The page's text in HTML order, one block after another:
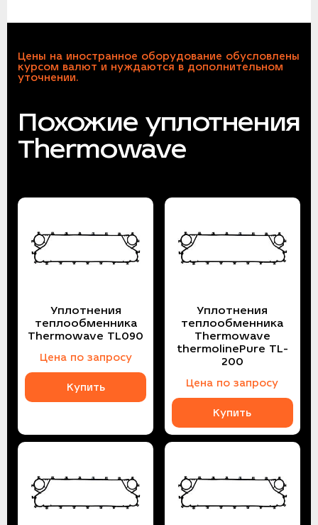
Цены на иностранное оборудование обусловлены
курсом валют и нуждаются в дополнительном
уточнении.
Похожие уплотнения
Thermowave
Уплотнения
теплообменника
Thermowave TL090
Цена по запросу
Купить
Уплотнения
теплообменника
Thermowave
thermolinePure TL-
200
Цена по запросу
Купить